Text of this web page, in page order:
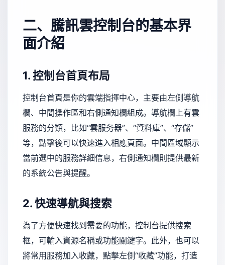
二、騰訊雲控制台的基本界
面介紹
1. 控制台首頁布局
控制台首頁是你的雲端指揮中心，主要由左側導航
欄、中間操作區和右側通知欄組成。導航欄上有雲
服務的分類，比如“雲服务器”、“資料庫”、“存儲”
等，點擊後可以快速進入相應頁面。中間區域顯示
當前選中的服務詳細信息，右側通知欄則提供最新
的系統公告與提醒。
2. 快速導航與搜索
為了方便快速找到需要的功能，控制台提供搜索
框，可輸入資源名稱或功能關鍵字。此外，也可以
將常用服務加入收藏，點擊左側“收藏”功能，打造